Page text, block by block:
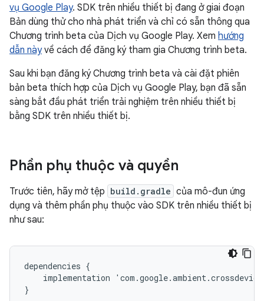
vụ Google Play. SDK trên nhiều thiết bị đang ở giai đoạn
Bản dùng thử cho nhà phát triển và chỉ có sẵn thông qua
Chương trình beta của Dịch vụ Google Play. Xem hướng
dẫn nàyvề cách để đăng ký tham gia Chương trình beta.
Sau khi bạn đăng ký Chương trình beta và cài đặt phiên
bản beta thích hợp của Dịch vụ Google Play, bạn đã sẵn
sàng bắt đầu phát triển trải nghiệm trên nhiều thiết bị
bằng SDK trên nhiều thiết bị.
Phần phụ thuộc và quyền
Trước tiên, hãy mở tệp build.gradle của mô-đun ứng
dụng và thêm phần phụ thuộc vào SDK trên nhiều thiết bị
như sau:
dependencies {
implementation
' com .google.ambient.crossdevice
}